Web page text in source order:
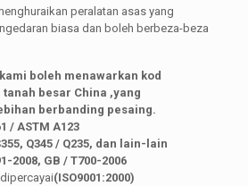
peralatan asas yang
biasa dan boleh berbeza-beza
boleh menawarkan kod
besar China ,yang
berbanding pesaing.
/ ASTM A123
Q345 / Q235, dan lain-lain
2008, GB / T700-2006
(ISO9001:2000)